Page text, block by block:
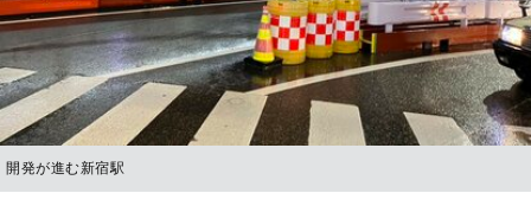
開発が進む新宿駅